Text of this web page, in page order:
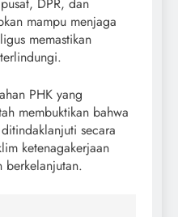
mampu menjaga
memastikan
PHK yang
membuktikan bahwa
secara
ketenagakerjaan